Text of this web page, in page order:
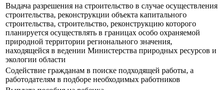
Выдача разрешения на строительство в случае осуществления
строительства, реконструкции объекта капитального
строительства, строительство, реконструкцию которого
планируется осуществлять в границах особо охраняемой
природной территории регионального значения,
находящейся в ведении Министерства природных ресурсов и
экологии области
Содействие гражданам в поиске подходящей работы, а
работодателям в подборе необходимых работников